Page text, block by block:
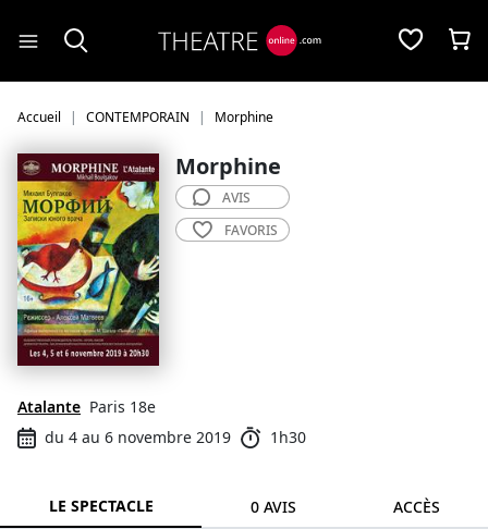
Accueil CONTEMPORAIN Morphine
Morphine
Atalante Paris 18e
du 4 au 6 novembre 2019
1h30
AVIS
FAVORIS
LE SPECTACLE 0 AVIS ACCÈS